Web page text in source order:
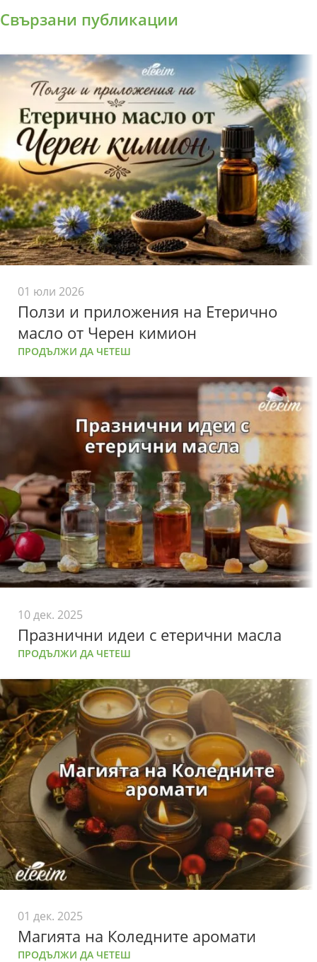
Свързани публикации
01 юли 2026
Ползи и приложения на Етерично
масло от Черен кимион
ПРОДЪЛЖИ ДА ЧЕТЕШ
10 дек. 2025
Празнични идеи с етерични масла
ПРОДЪЛЖИ ДА ЧЕТЕШ
01 дек. 2025
Магията на Коледните аромати
ПРОДЪЛЖИ ДА ЧЕТЕШ